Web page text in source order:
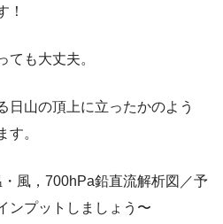
！
も大丈夫。
日山の頂上に立ったかのよう
す。
風，700hPa鉛直流解析図／予
ンプットしましょう〜